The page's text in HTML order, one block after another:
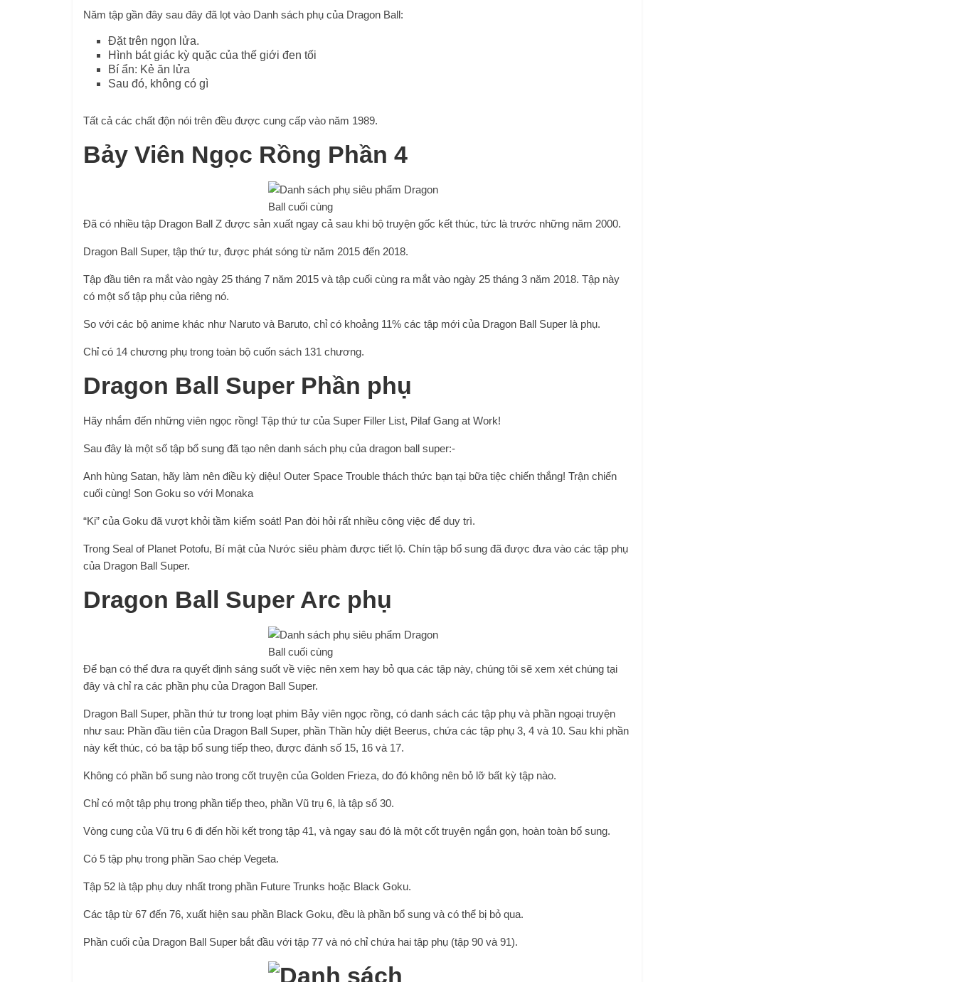
Năm tập gần đây sau đây đã lọt vào Danh sách phụ của Dragon Ball:
Đặt trên ngọn lửa.
Hình bát giác kỳ quặc của thế giới đen tối
Bí ẩn: Kẻ ăn lửa
Sau đó, không có gì
Tất cả các chất độn nói trên đều được cung cấp vào năm 1989.
Bảy Viên Ngọc Rồng Phần 4
Đã có nhiều tập Dragon Ball Z được sản xuất ngay cả sau khi bộ truyện gốc kết thúc, tức là trước những năm 2000.
Dragon Ball Super, tập thứ tư, được phát sóng từ năm 2015 đến 2018.
Tập đầu tiên ra mắt vào ngày 25 tháng 7 năm 2015 và tập cuối cùng ra mắt vào ngày 25 tháng 3 năm 2018. Tập này
có một số tập phụ của riêng nó.
So với các bộ anime khác như Naruto và Baruto, chỉ có khoảng 11% các tập mới của Dragon Ball Super là phụ.
Chỉ có 14 chương phụ trong toàn bộ cuốn sách 131 chương.
Dragon Ball Super Phần phụ
Hãy nhắm đến những viên ngọc rồng! Tập thứ tư của Super Filler List, Pilaf Gang at Work!
Sau đây là một số tập bổ sung đã tạo nên danh sách phụ của dragon ball super:-
Anh hùng Satan, hãy làm nên điều kỳ diệu! Outer Space Trouble thách thức bạn tại bữa tiệc chiến thắng! Trận chiến
cuối cùng! Son Goku so với Monaka
“Ki” của Goku đã vượt khỏi tầm kiểm soát! Pan đòi hỏi rất nhiều công việc để duy trì.
Trong Seal of Planet Potofu, Bí mật của Nước siêu phàm được tiết lộ. Chín tập bổ sung đã được đưa vào các tập phụ
của Dragon Ball Super.
Dragon Ball Super Arc phụ
Để bạn có thể đưa ra quyết định sáng suốt về việc nên xem hay bỏ qua các tập này, chúng tôi sẽ xem xét chúng tại
đây và chỉ ra các phần phụ của Dragon Ball Super.
Dragon Ball Super, phần thứ tư trong loạt phim Bảy viên ngọc rồng, có danh sách các tập phụ và phần ngoại truyện
như sau: Phần đầu tiên của Dragon Ball Super, phần Thần hủy diệt Beerus, chứa các tập phụ 3, 4 và 10. Sau khi phần
này kết thúc, có ba tập bổ sung tiếp theo, được đánh số 15, 16 và 17.
Không có phần bổ sung nào trong cốt truyện của Golden Frieza, do đó không nên bỏ lỡ bất kỳ tập nào.
Chỉ có một tập phụ trong phần tiếp theo, phần Vũ trụ 6, là tập số 30.
Vòng cung của Vũ trụ 6 đi đến hồi kết trong tập 41, và ngay sau đó là một cốt truyện ngắn gọn, hoàn toàn bổ sung.
Có 5 tập phụ trong phần Sao chép Vegeta.
Tập 52 là tập phụ duy nhất trong phần Future Trunks hoặc Black Goku.
Các tập từ 67 đến 76, xuất hiện sau phần Black Goku, đều là phần bổ sung và có thể bị bỏ qua.
Phần cuối của Dragon Ball Super bắt đầu với tập 77 và nó chỉ chứa hai tập phụ (tập 90 và 91).